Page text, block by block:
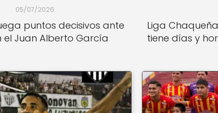
05/07/2026
puntos decisivos ante
el Juan Alberto García
Liga
tiene días y